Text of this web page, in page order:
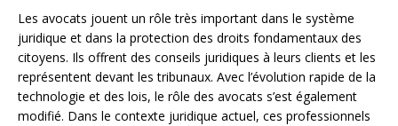
Les avocats jouent un rôle très important dans le système
juridique et dans la protection des droits fondamentaux des
citoyens. Ils offrent des conseils juridiques à leurs clients et les
représentent devant les tribunaux. Avec l’évolution rapide de la
technologie et des lois, le rôle des avocats s’est également
modifié. Dans le contexte juridique actuel, ces professionnels